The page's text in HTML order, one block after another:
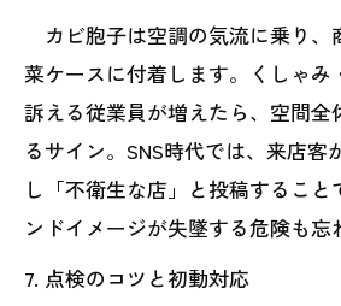
カビ胞子は空調の気流に乗り、
菜ケースに付着します。くしゃみ
訴える従業員が増えたら、空間全
るサイン。SNS時代では、来店客
し「不衛生な店」と投稿するこ
ンドイメージが失墜する危険も忘
7. 点検のコツと初動対応